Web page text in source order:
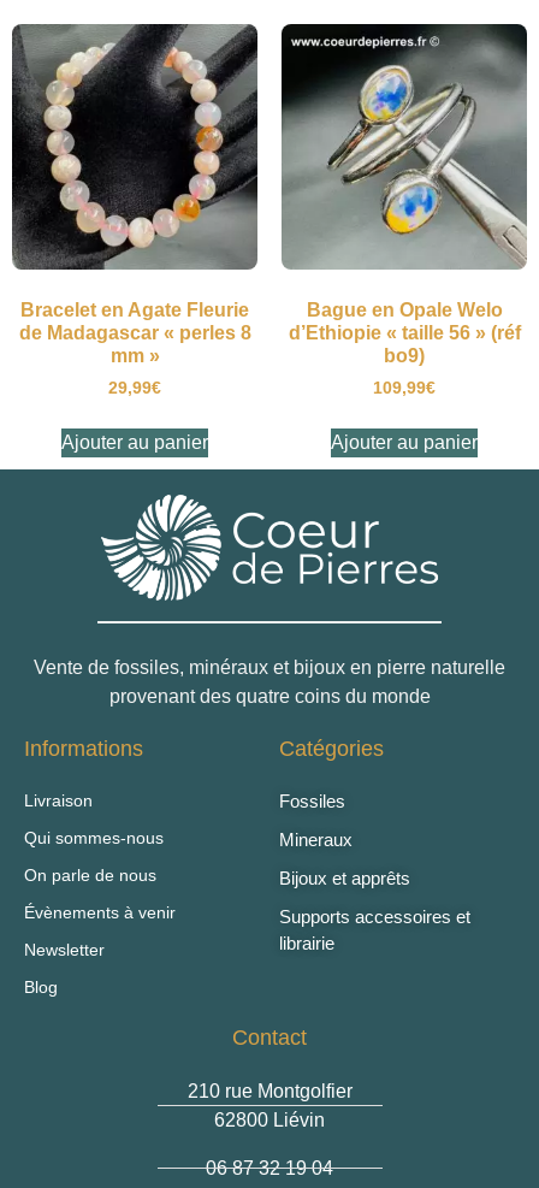
Bracelet en Agate Fleurie
de Madagascar « perles 8
mm »
29,99€
Ajouter au panier
Bague en Opale Welo
d’Ethiopie « taille 56 » (réf
bo9)
109,99€
Ajouter au panier
Vente de fossiles, minéraux et bijoux en pierre naturelle
provenant des quatre coins du monde
Informations
Livraison
Qui sommes-nous
On parle de nous
Évènements à venir
Newsletter
Blog
Catégories
Fossiles
Mineraux
Bijoux et apprêts
Supports accessoires et
librairie
Contact
210 rue Montgolfier
62800 Liévin
06 87 32 19 04